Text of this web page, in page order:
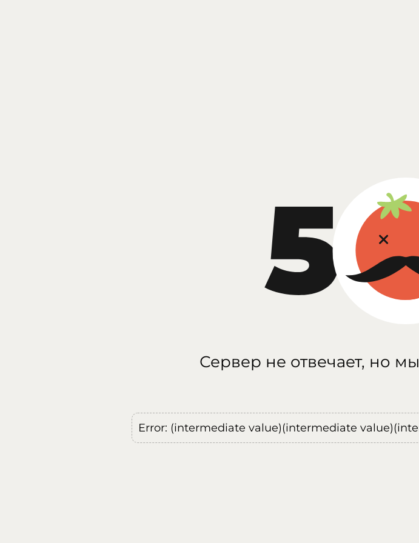
Сервер не отвечает, но
Error: (intermediate value)(intermediate